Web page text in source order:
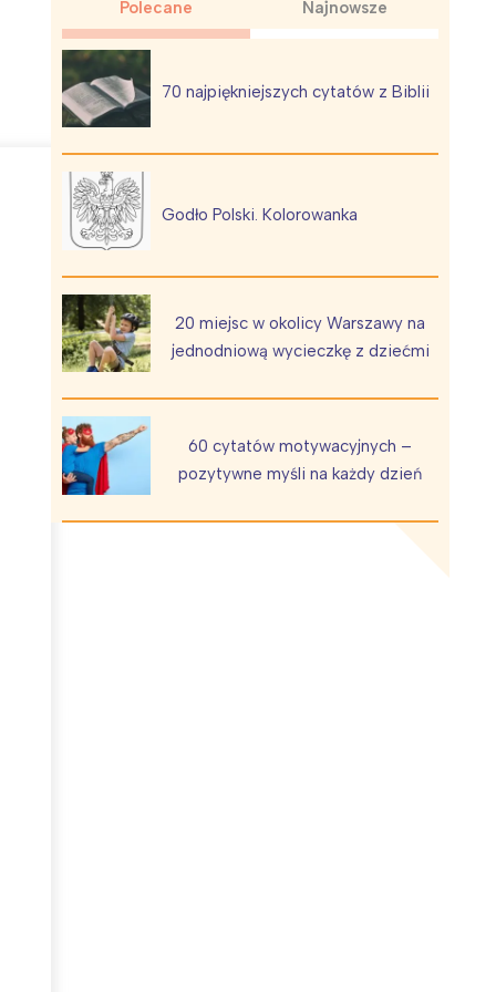
Polecane Najnowsze
70 najpiękniejszych cytatów z Biblii
Godło Polski. Kolorowanka
20 miejsc w okolicy Warszawy na
jednodniową wycieczkę z dziećmi
60 cytatów motywacyjnych –
pozytywne myśli na każdy dzień